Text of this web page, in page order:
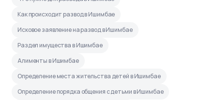
Как происходит развод в Ишимбае
Исковое заявление на развод в Ишимбае
Раздел имущества в Ишимбае
Алименты в Ишимбае
Определение места жительства детей в Ишимбае
Определение порядка общения с детьми в Ишимбае